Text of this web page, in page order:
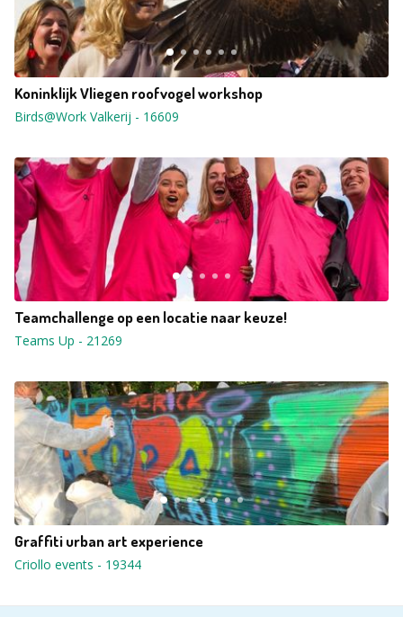
Koninklijk Vliegen roofvogel workshop
Birds@Work Valkerij - 16609
Teamchallenge op een locatie naar keuze!
Teams Up - 21269
Graffiti urban art experience
Criollo events - 19344